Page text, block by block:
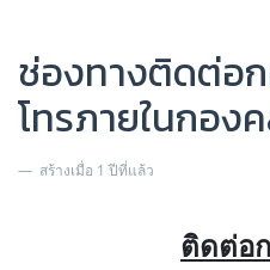
ช่องทางติดต่อ
โทรภายในกอง
สร้างเมื่อ 1 ปีที่แล้ว
ติดต่อ